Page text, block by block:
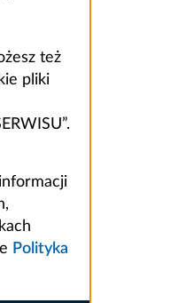
też
pliki
Polityka